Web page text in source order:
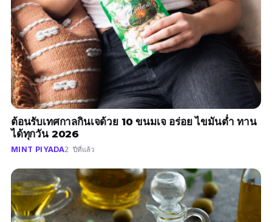
ต้อนรับเทศกาลกินเจด้วย 10 ขนมเจ อร่อย ไขมันต่ำ ทาน
ได้ทุกวัน 2026
MINT PIYADA2 ปีที่แล้ว